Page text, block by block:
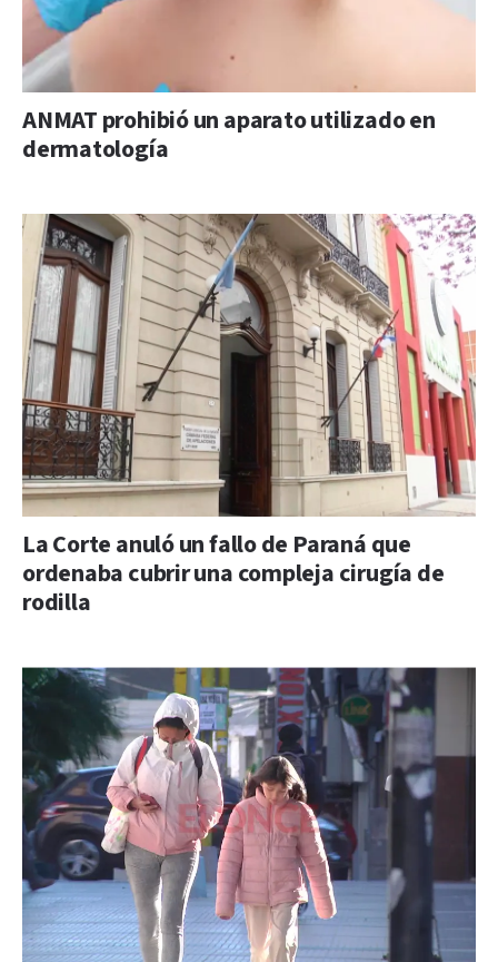
ANMAT prohibió un aparato utilizado en
dermatología
La Corte anuló un fallo de Paraná que
ordenaba cubrir una compleja cirugía de
rodilla